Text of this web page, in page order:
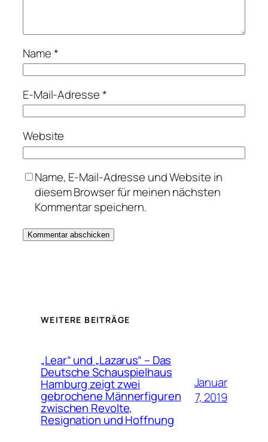
Name*
E-Mail-Adresse*
Website
Name, E-Mail-Adresse und Website in
diesem Browser für meinen nächsten
Kommentar speichern.
WEITERE BEITRÄGE
„Lear“ und „Lazarus“ – Das
Deutsche Schauspielhaus
Hamburg zeigt zwei
gebrochene Männerfiguren
zwischen Revolte,
Resignation und Hoffnung
Januar
7, 2019